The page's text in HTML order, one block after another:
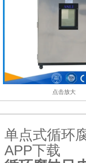
点击放大
单点式循环
APP下载